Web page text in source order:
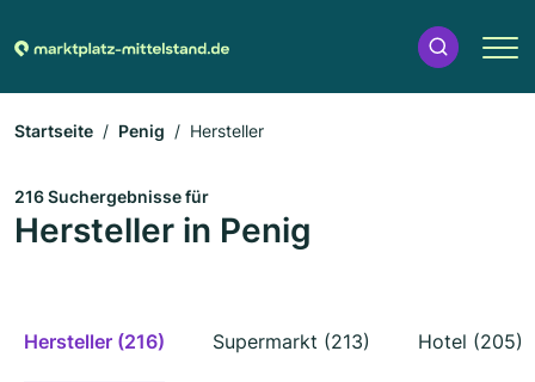
Startseite Penig Hersteller
216 Suchergebnisse für
Hersteller in Penig
Hersteller (216) Supermarkt (213) Hotel (205)